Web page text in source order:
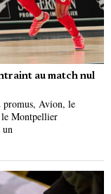
au match nul
promus, Avion, le
le Montpellier
un